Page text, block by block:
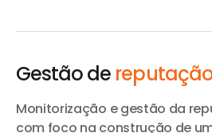
Gestão de
Monitorização e gestão da
com foco na construção de